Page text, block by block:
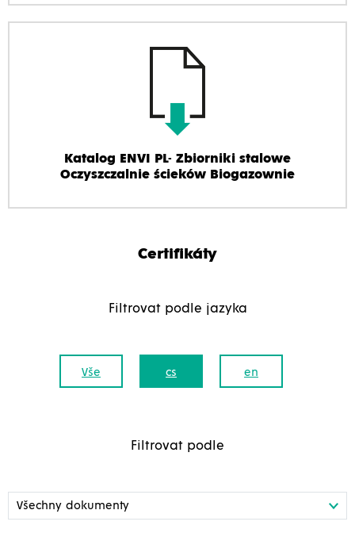
Katalog ENVI PL- Zbiorniki stalowe
Oczyszczalnie ścieków Biogazownie
Certifikáty
Filtrovat podle jazyka
Vše cs en
Filtrovat podle